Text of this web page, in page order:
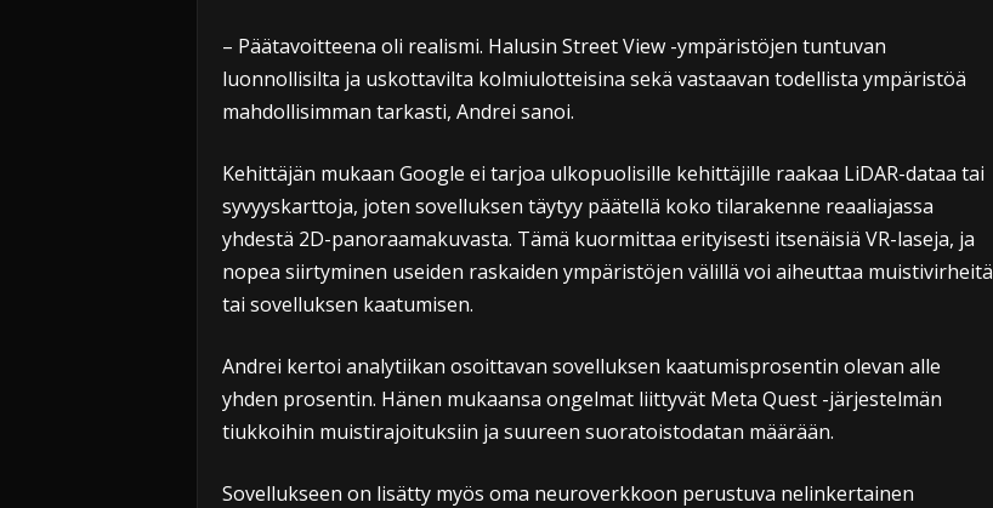
– Päätavoitteena oli realismi. Halusin Street View -ympäristöjen tuntuvan
luonnollisilta ja uskottavilta kolmiulotteisina sekä vastaavan todellista ympäristöä
mahdollisimman tarkasti, Andrei sanoi.
Kehittäjän mukaan Google ei tarjoa ulkopuolisille kehittäjille raakaa LiDAR-dataa tai
syvyyskarttoja, joten sovelluksen täytyy päätellä koko tilarakenne reaaliajassa
yhdestä 2D-panoraamakuvasta. Tämä kuormittaa erityisesti itsenäisiä VR-laseja, ja
nopea siirtyminen useiden raskaiden ympäristöjen välillä voi aiheuttaa muistivirheitä
tai sovelluksen kaatumisen.
Andrei kertoi analytiikan osoittavan sovelluksen kaatumisprosentin olevan alle
yhden prosentin. Hänen mukaansa ongelmat liittyvät Meta Quest -järjestelmän
tiukkoihin muistirajoituksiin ja suureen suoratoistodatan määrään.
Sovellukseen on lisätty myös oma neuroverkkoon perustuva nelinkertainen